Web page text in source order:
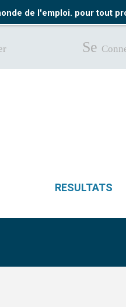
de l'emploi. pour tout
Se
RESULTATS